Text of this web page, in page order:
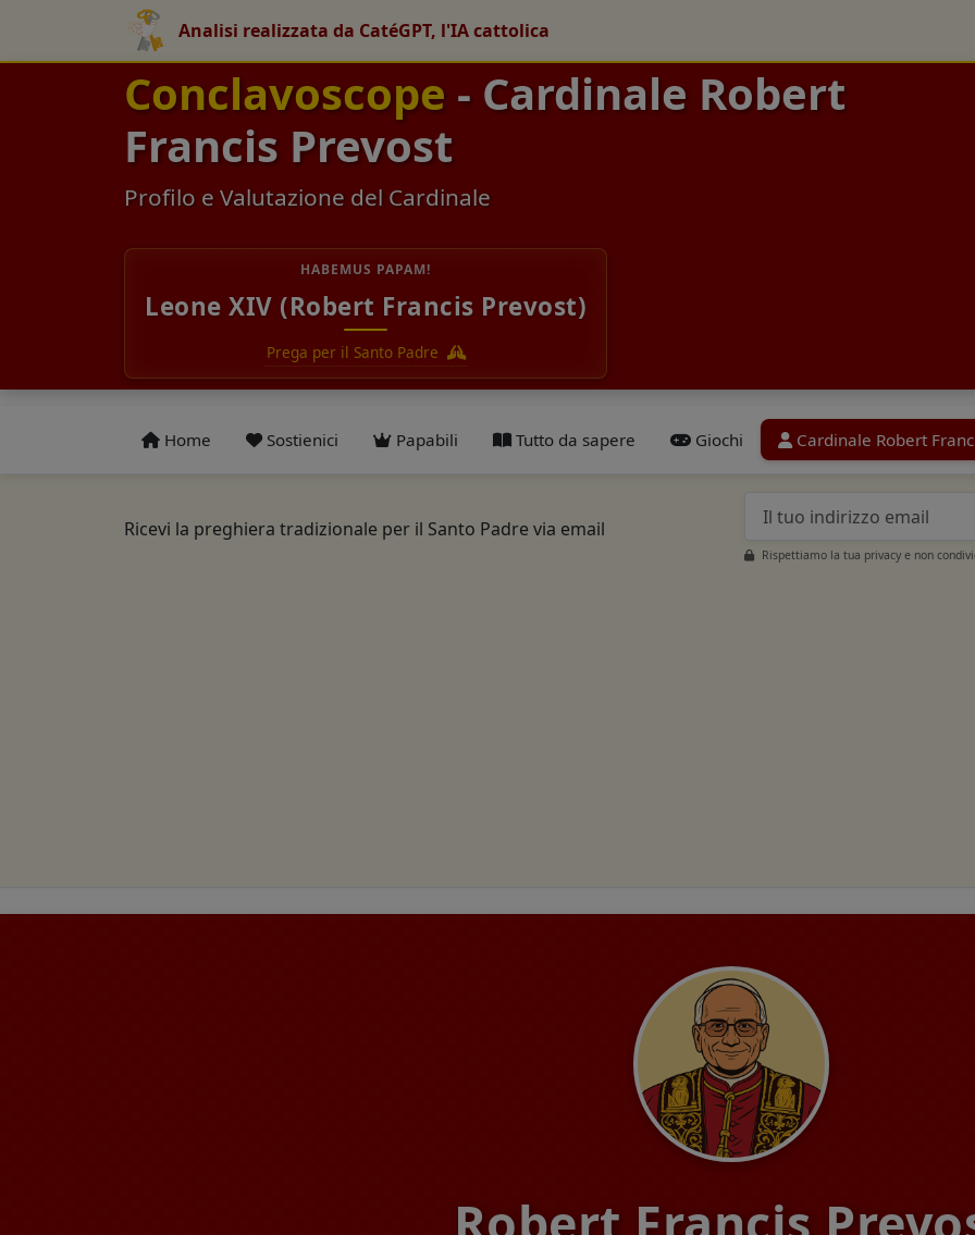
Analisi realizzata da CatéGPT, l'IA cattolica
Conclavoscope - Cardinale Robert
Francis Prevost
Profilo e Valutazione del Cardinale
HABEMUS PAPAM!
Leone XIV (Robert Francis Prevost)
Prega per il Santo Padre
Home Sostienici Papabili Tutto da sapere Giochi Cardinale Robert
Ricevi la preghiera tradizionale per il Santo Padre via email
Rispettiamo la tua privacy e non